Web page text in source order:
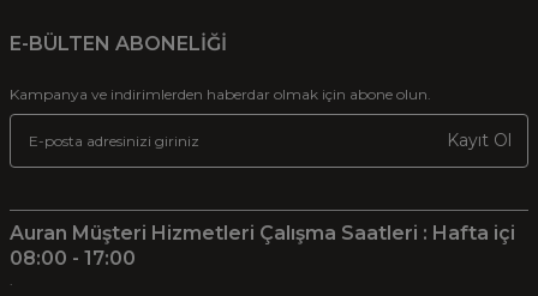
E-BÜLTEN ABONELİĞİ
Kampanya ve indirimlerden haberdar olmak için abone olun.
Kayıt Ol
Auran Müşteri Hizmetleri Çalışma Saatleri : Hafta içi
08:00 - 17:00